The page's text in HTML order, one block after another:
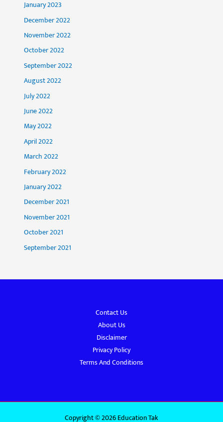
January 2023
December 2022
November 2022
October 2022
September 2022
August 2022
July 2022
June 2022
May 2022
April 2022
March 2022
February 2022
January 2022
December 2021
November 2021
October 2021
September 2021
Contact Us
About Us
Disclaimer
Privacy Policy
Terms And Conditions
Copyright © 2026 Education Tak